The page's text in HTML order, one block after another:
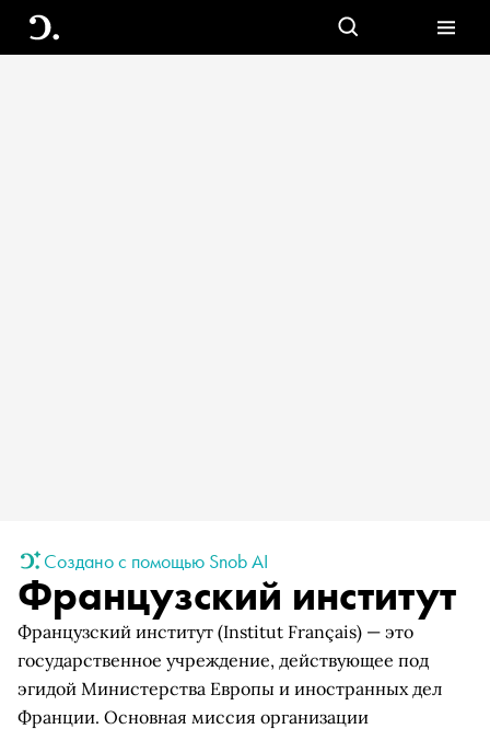
Создано с помощью Snob AI
Французский институт
Французский институт (Institut Français) — это
государственное учреждение, действующее под
эгидой Министерства Европы и иностранных дел
Франции. Основная миссия организации